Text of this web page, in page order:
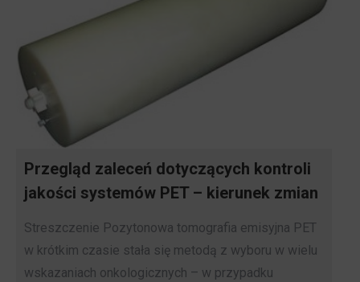
Przegląd zaleceń dotyczących kontroli
jakości systemów PET – kierunek zmian
Streszczenie Pozytonowa tomografia emisyjna PET
w krótkim czasie stała się metodą z wyboru w wielu
wskazaniach onkologicznych – w przypadku